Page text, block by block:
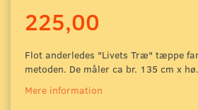
225,00
Flot anderledes "Livets Træ" tæppe
metoden. De måler ca br. 135 cm x
Mere information